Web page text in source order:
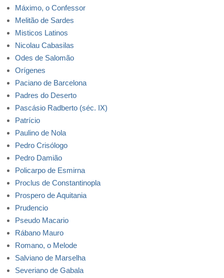
Máximo, o Confessor
Melitão de Sardes
Misticos Latinos
Nicolau Cabasilas
Odes de Salomão
Orígenes
Paciano de Barcelona
Padres do Deserto
Pascásio Radberto (séc. IX)
Patrício
Paulino de Nola
Pedro Crisólogo
Pedro Damião
Policarpo de Esmirna
Proclus de Constantinopla
Prospero de Aquitania
Prudencio
Pseudo Macario
Rábano Mauro
Romano, o Melode
Salviano de Marselha
Severiano de Gabala